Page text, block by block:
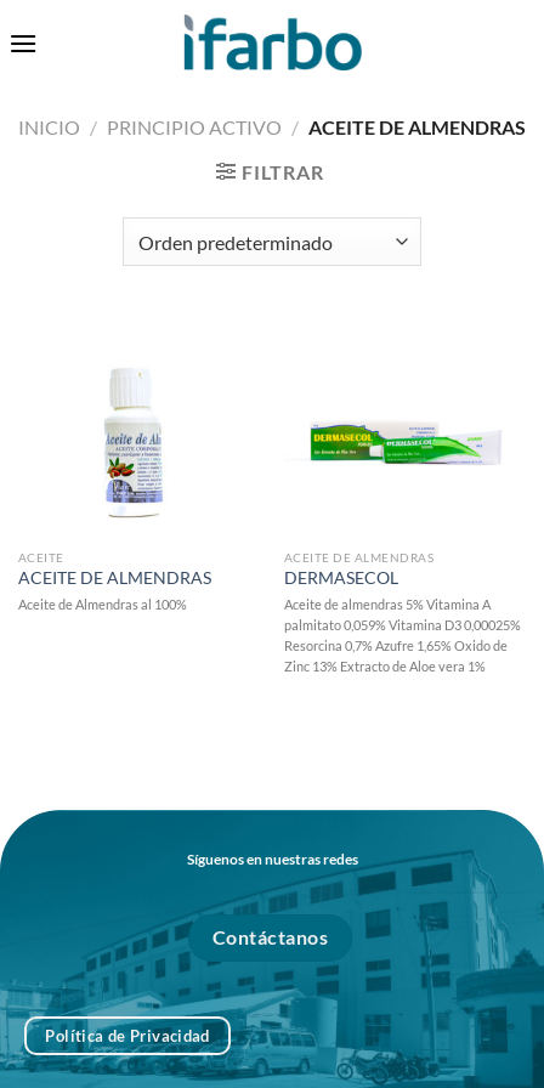
al
INICIO / PRINCIPIO ACTIVO / ACEITE DE ALMENDRAS
FILTRAR
ACEITE
ACEITE DE ALMENDRAS
Aceite de Almendras al 100%
ACEITE DE ALMENDRAS
DERMASECOL
Aceite de almendras 5% Vitamina A
palmitato 0,059% Vitamina D3 0,00025%
Resorcina 0,7% Azufre 1,65% Oxido de
Zinc 13% Extracto de Aloe vera 1%
Síguenos en nuestras redes
Contáctanos
Política de Privacidad